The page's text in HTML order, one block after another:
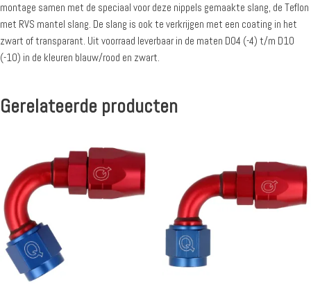
montage samen met de speciaal voor deze nippels gemaakte slang, de Teflon
met RVS mantel slang. De slang is ook te verkrijgen met een coating in het
zwart of transparant. Uit voorraad leverbaar in de maten D04 (-4) t/m D10
(-10) in de kleuren blauw/rood en zwart.
Gerelateerde producten